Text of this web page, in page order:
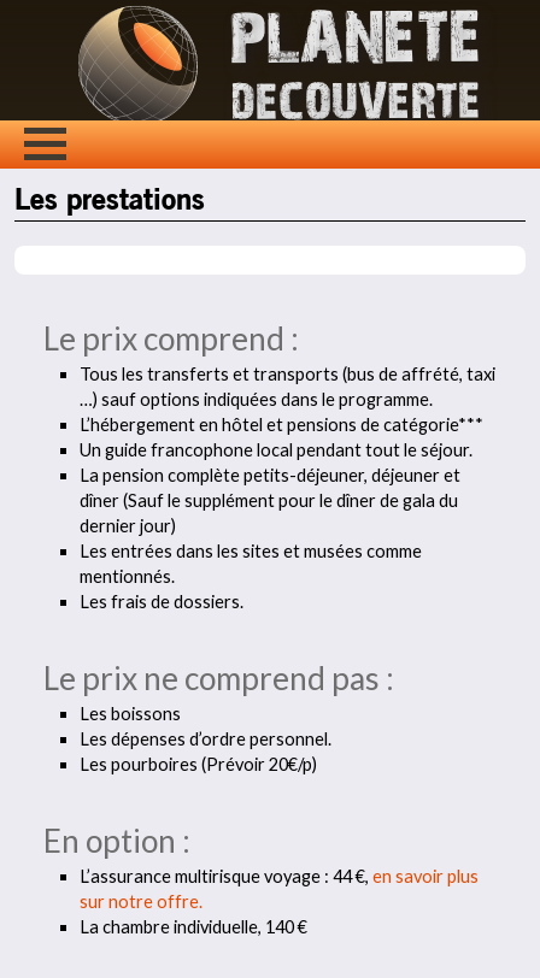
Les prestations
Le prix comprend :
Tous les transferts et transports (bus de affrété, taxi
…) sauf options indiquées dans le programme.
L’hébergement en hôtel et pensions de catégorie***
Un guide francophone local pendant tout le séjour.
La pension complète petits-déjeuner, déjeuner et
dîner (Sauf le supplément pour le dîner de gala du
dernier jour)
Les entrées dans les sites et musées comme
mentionnés.
Les frais de dossiers.
Le prix ne comprend pas :
Les boissons
Les dépenses d’ordre personnel.
Les pourboires (Prévoir 20€/p)
En option :
L’assurance multirisque voyage : 44 €,en savoir plus
sur notre offre.
La chambre individuelle, 140 €